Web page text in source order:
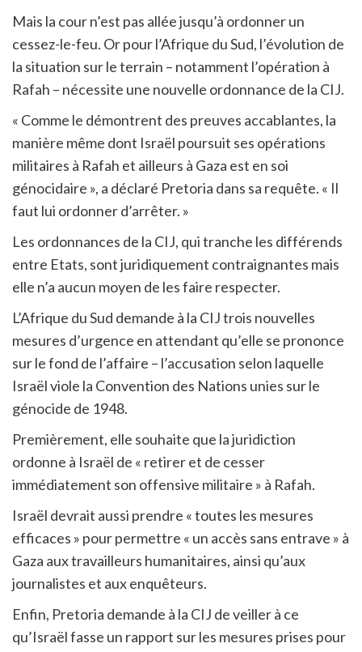
Mais la cour n’est pas allée jusqu’à ordonner un
cessez-le-feu. Or pour l’Afrique du Sud, l’évolution de
la situation sur le terrain – notamment l’opération à
Rafah – nécessite une nouvelle ordonnance de la CIJ.
« Comme le démontrent des preuves accablantes, la
manière même dont Israël poursuit ses opérations
militaires à Rafah et ailleurs à Gaza est en soi
génocidaire », a déclaré Pretoria dans sa requête. « Il
faut lui ordonner d’arrêter. »
Les ordonnances de la CIJ, qui tranche les différends
entre Etats, sont juridiquement contraignantes mais
elle n’a aucun moyen de les faire respecter.
L’Afrique du Sud demande à la CIJ trois nouvelles
mesures d’urgence en attendant qu’elle se prononce
sur le fond de l’affaire – l’accusation selon laquelle
Israël viole la Convention des Nations unies sur le
génocide de 1948.
Premièrement, elle souhaite que la juridiction
ordonne à Israël de « retirer et de cesser
immédiatement son offensive militaire » à Rafah.
Israël devrait aussi prendre « toutes les mesures
efficaces » pour permettre « un accès sans entrave » à
Gaza aux travailleurs humanitaires, ainsi qu’aux
journalistes et aux enquêteurs.
Enfin, Pretoria demande à la CIJ de veiller à ce
qu’Israël fasse un rapport sur les mesures prises pour